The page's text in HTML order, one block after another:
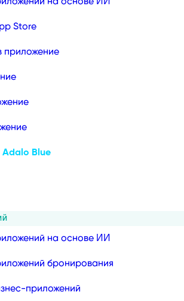
Store
приложение
Adalo Blue
на основе ИИ
бронирования
приложений